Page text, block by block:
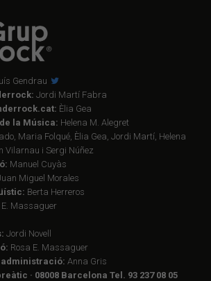
Gendrau
Jordi Martí Fabra
Èlia Gea
la Música: Helena M. Alegret
Maria Folqué, Èlia Gea, Jordi Martí, Helena
Vilarnau i Sergi Núñez
Manuel Cuyàs
Miguel Morales
Berta Herreros
E. Massaguer
Jordi Novell
Rosa E. Massaguer
Anna Gris
· 08008 Barcelona Tel. 93 237 08 05